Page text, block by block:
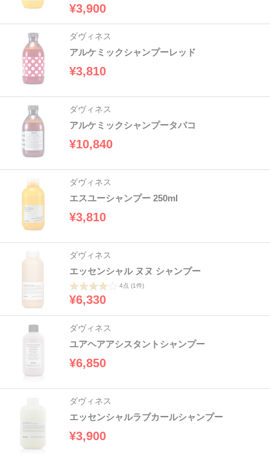
¥3,900
ダヴィネス
アルケミックシャンプーレッド
¥3,810
ダヴィネス
アルケミックシャンプータバコ
¥10,840
ダヴィネス
エスユーシャンプー 250ml
¥3,810
ダヴィネス
エッセンシャル ヌヌ シャンプー
4点 (1件)
¥6,330
ダヴィネス
ユアヘアアシスタントシャンプー
¥6,850
ダヴィネス
エッセンシャルラブカールシャンプー
¥3,900